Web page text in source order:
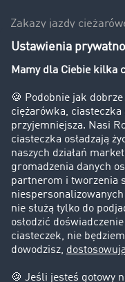
Zakazy jazdy
Bezpieczeństwo
Firma
Historie sukcesu
Klienci pozyskują
Informacje prawne
Impressum
OWU